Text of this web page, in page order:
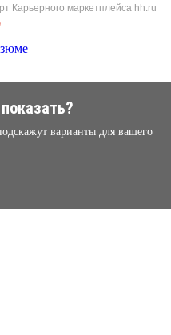
Карьерного маркетплейса hh.ru
варианты для вашего